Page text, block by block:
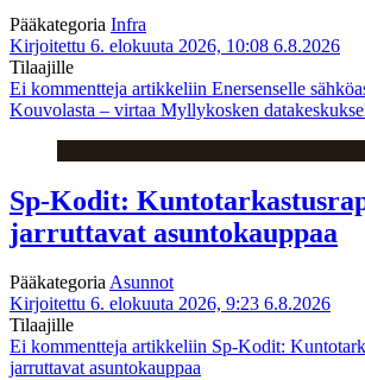
Pääkategoria Infra
Kirjoitettu 6. elokuuta 2026, 10:08 6.8.2026
Tilaajille
Ei kommentteja artikkeliin Enersenselle
Kouvolasta – virtaa Myllykosken
Sp-Kodit:
jarruttavat asuntokauppaa
PääkategoriaAsunnot
Kirjoitettu 6. elokuuta 2026, 9:23 6.8.2026
Tilaajille
Ei kommentteja artikkeliin Sp-Kodit:
jarruttavat asuntokauppaa